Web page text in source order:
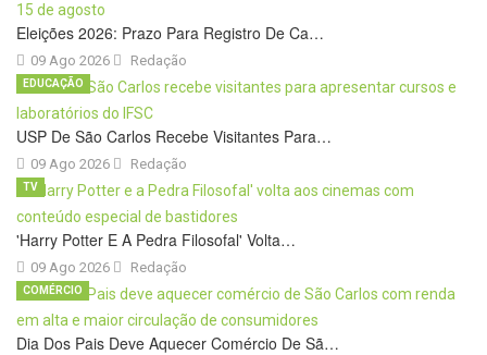
Eleições 2026: Prazo Para Registro De Ca…
09 Ago 2026 Redação
USP De São Carlos Recebe Visitantes Para…
09 Ago 2026
EDUCAÇÃO
Redação
'Harry Potter E A Pedra Filosofal' Volta…
09 Ago 2026
TV
Redação
Dia Dos Pais Deve Aquecer Comércio De Sã…
COMÉRCIO